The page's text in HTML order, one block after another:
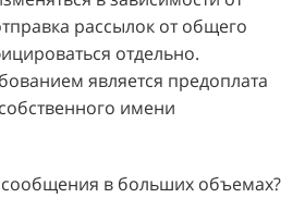
рассылок от общего
отдельно.
является предоплата
имени
сообщения в больших объемах?